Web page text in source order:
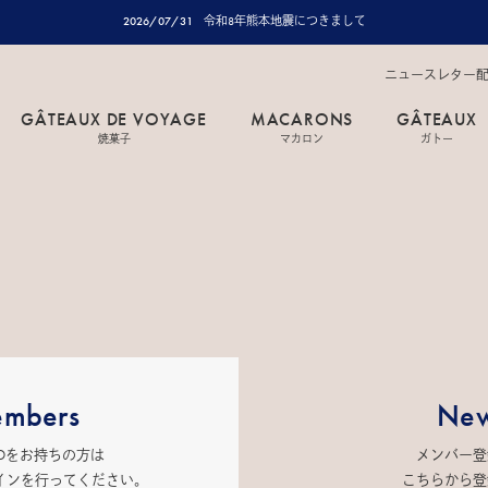
2026/07/31 令和8年熊本地震につきまして
ニュースレター
GÂTEAUX DE VOYAGE
焼菓子
MACARONS
マカロン
GÂTEAUX
ガトー
をお持ちの方は
を行ってください。
メンバー
こちらから